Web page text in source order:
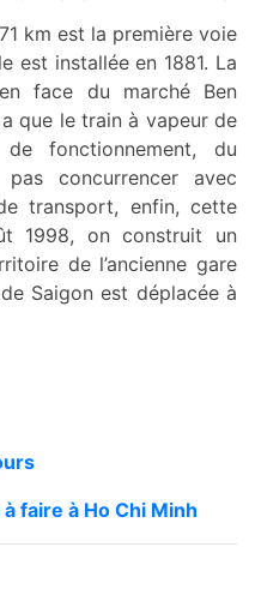
km est la première voie
est installée en 1881. La
face du marché Ben
que le train à vapeur de
fonctionnement, du
concurrencer avec
transport, enfin, cette
1998, on construit un
de l’ancienne gare
Saigon est déplacée à
faire à Ho Chi Minh